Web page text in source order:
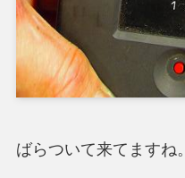
ばらついて来てますね。